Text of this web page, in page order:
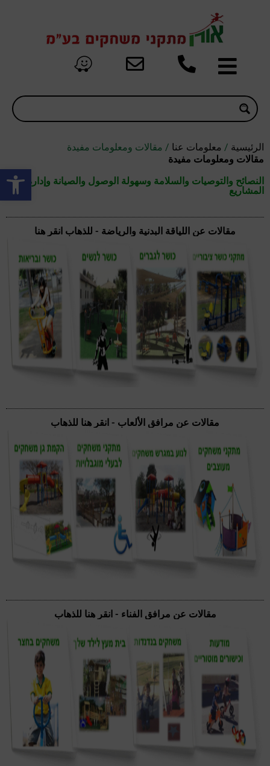
الرئيسية / معلومات عنا / مقالات ومعلومات مفيدة
مقالات ومعلومات مفيدة
النصائح والتوصيات والسلامة وسهولة الوصول والصيانة وإدارة
المشاريع
مقالات عن اللياقة البدنية والرياضة - للذهاب انقر هنا
مقالات عن مرافق الألعاب - انقر هنا للذهاب
مقالات عن مرافق الفناء - انقر هنا للذهاب